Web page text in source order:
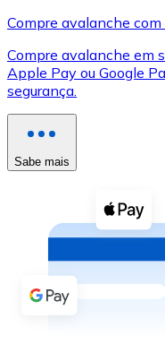
XRP
Compre
Transferência SEPA
Adicione fundos
Compre avalanche
Compre avalanche em
Apple Pay ou Google
segurança.
Sabe mais